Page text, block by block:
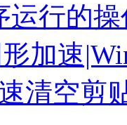
运行的
加速
清空剪